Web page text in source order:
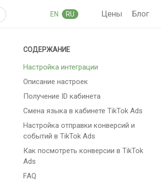
EN RU Цены Блог
Настройка интеграции
Описание настроек
Получение ID кабинета
Смена языка в кабинете TikTok Ads
Настройка отправки конверсий и
событий в TikTok Ads
Как посмотреть конверсии в TikTok
Ads
FAQ